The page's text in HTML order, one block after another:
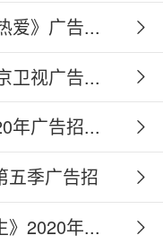
爱》广告...
卫视广告...
年广告招...
五季广告招
》2020年...